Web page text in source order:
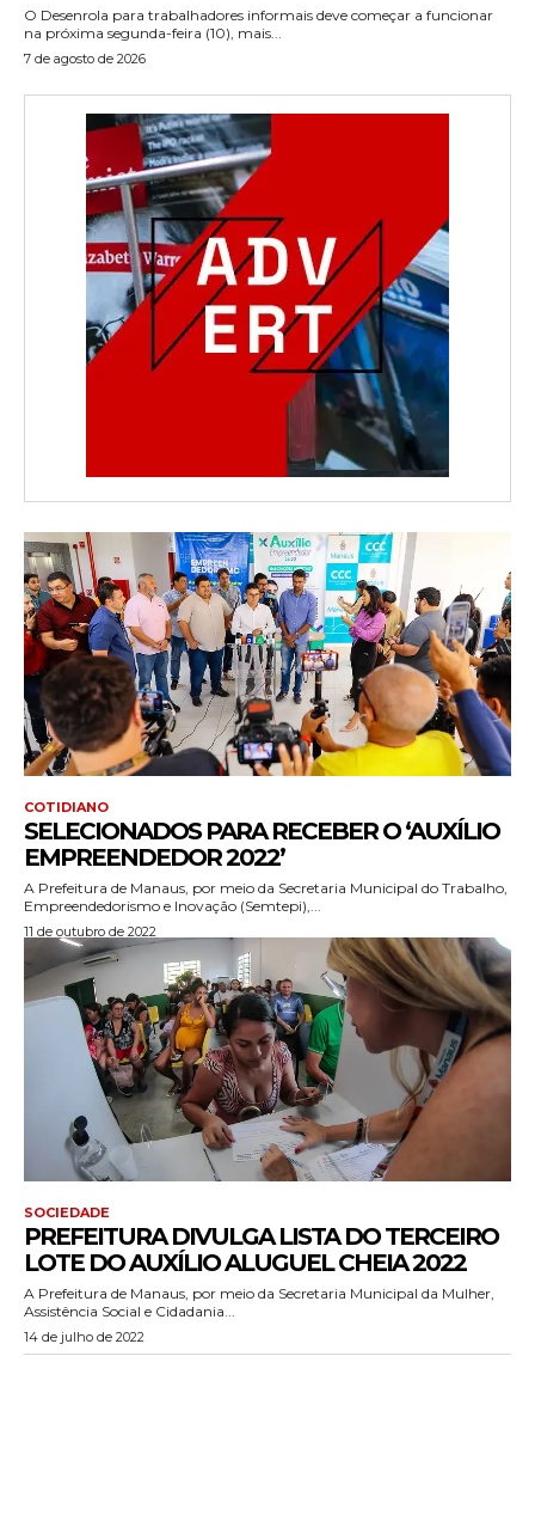
O Desenrola para trabalhadores informais deve começar a funcionar
na próxima segunda-feira (10), mais...
7 de agosto de 2026
COTIDIANO
SELECIONADOS PARA RECEBER O ‘AUXÍLIO
EMPREENDEDOR 2022’
A Prefeitura de Manaus, por meio da Secretaria Municipal do Trabalho,
Empreendedorismo e Inovação (Semtepi),...
11 de outubro de 2022
SOCIEDADE
PREFEITURA DIVULGA LISTA DO TERCEIRO
LOTE DO AUXÍLIO ALUGUEL CHEIA 2022
A Prefeitura de Manaus, por meio da Secretaria Municipal da Mulher,
Assistência Social e Cidadania...
14 de julho de 2022